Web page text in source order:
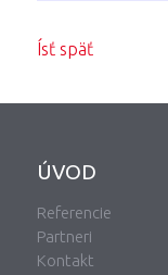
Ísť späť
ÚVOD
Referencie
Partneri
Kontakt